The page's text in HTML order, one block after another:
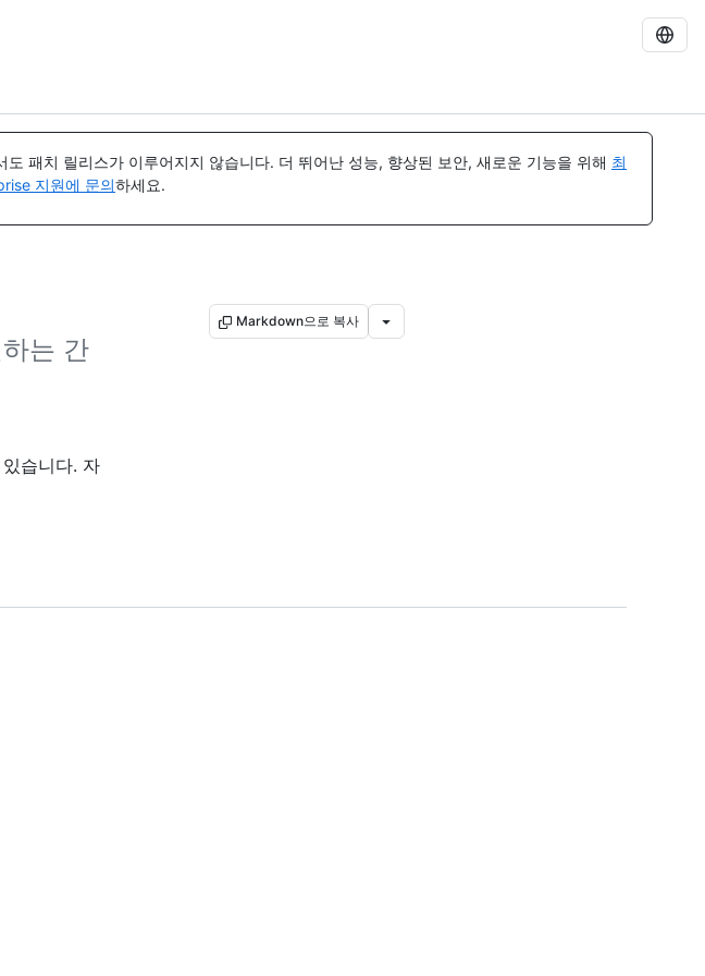
도 패치 릴리스가 이루어지지 않습니다. 더 뛰어난 성능, 향상된 보안, 새로운 기능을 위해 최
지원에 문의하세요.
는 간
Markdown으로 복사
습니다. 자